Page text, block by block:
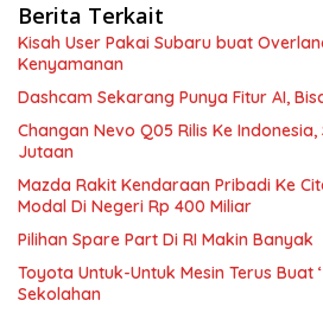
Berita Terkait
Kisah User Pakai Subaru buat
Kenyamanan
Dashcam Sekarang Punya Fitur AI,
Changan Nevo Q05 Rilis Ke Indonesia,
Jutaan
Mazda Rakit Kendaraan Pribadi Ke
Modal Di Negeri Rp 400 Miliar
Pilihan Spare Part Di RI Makin Banyak
Toyota Untuk-Untuk Mesin Terus Buat
Sekolahan